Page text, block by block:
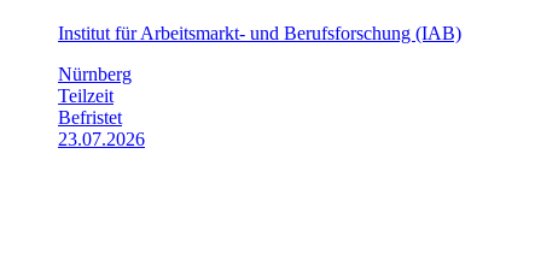
Institut für Arbeitsmarkt- und Berufsforschung (IAB)
Nürnberg
Teilzeit
Befristet
23.07.2026